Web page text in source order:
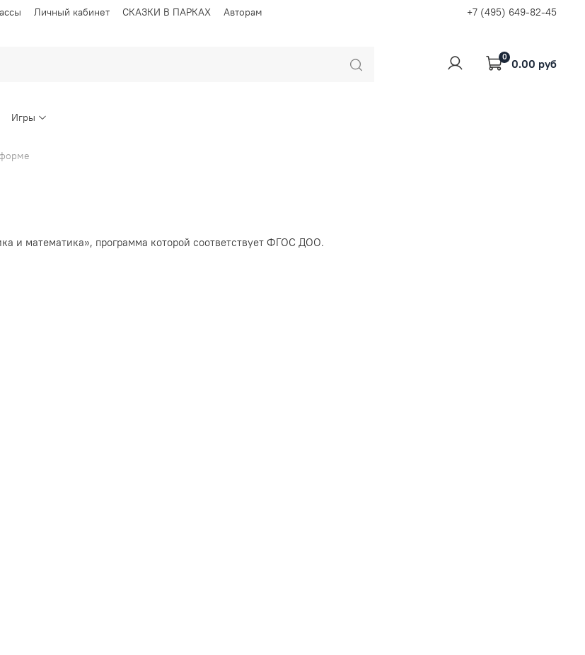
Личный кабинет СКАЗКИ В ПАРКАХ Авторам +7 (495) 649-82-45
0 0.00 руб
Игры
и математика», программа которой соответствует ФГОС ДОО.